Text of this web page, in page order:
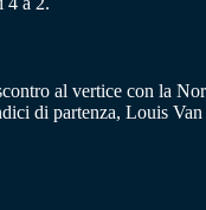
al vertice con la
di partenza, Louis